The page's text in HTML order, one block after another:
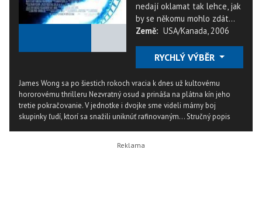
nedají oklamat tak lehce, jak
by se někomu mohlo zdát...
Země: USA/Kanada, 2006
RYCHLÝ VÝBĚR
James Wong sa po šiestich rokoch vracia k dnes už kultovému
hororovému thrilleru Nezvratný osud a prináša na plátna kín jeho
tretie pokračovanie. V jednotke i dvojke sme videli márny boj
skupinky ľudí, ktorí sa snažili uniknúť rafinovaným...Stručný popis